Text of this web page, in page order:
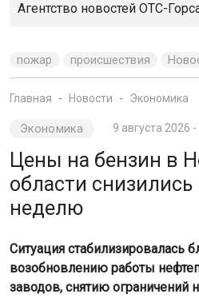
Агентство новостей ОТС-
пожар происшествия
Главная Новости Экономика
Экономика 9 августа 2026
Цены на бензин в
области снизились
неделю
Ситуация стабилизировалась
возобновлению работы
заводов, снятию ограничений